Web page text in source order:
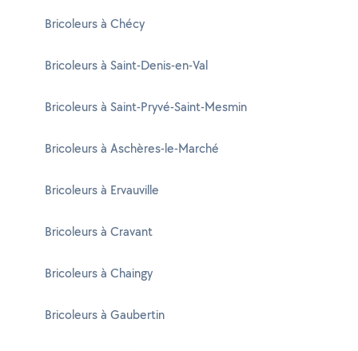
Bricoleurs à Chécy
Bricoleurs à Saint-Denis-en-Val
Bricoleurs à Saint-Pryvé-Saint-Mesmin
Bricoleurs à Aschères-le-Marché
Bricoleurs à Ervauville
Bricoleurs à Cravant
Bricoleurs à Chaingy
Bricoleurs à Gaubertin